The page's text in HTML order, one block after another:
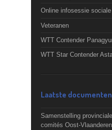
Online infosessie
Veteranen
WTT Contender
WTT Star Contender
Laatste documenten
Samenstelling
comités Oost-Vlaanderen